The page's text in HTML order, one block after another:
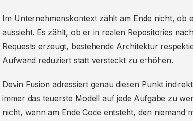
Im Unternehmenskontext zählt am Ende nicht, ob
aussieht. Es zählt, ob er in realen Repositories
Requests erzeugt, bestehende Architektur
Aufwand reduziert statt versteckt zu erhöhen.
Devin Fusion adressiert genau diesen Punkt
immer das teuerste Modell auf jede Aufgabe zu
nicht, wenn am Ende Code entsteht, den niemand